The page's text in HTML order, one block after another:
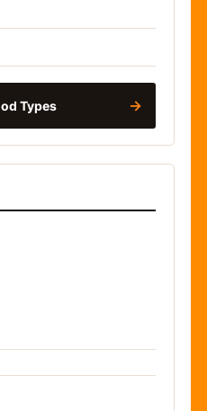
Types →